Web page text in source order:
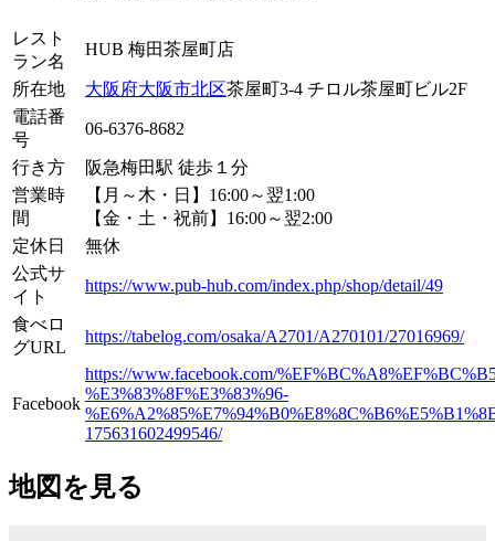
レスト
ラン名
HUB 梅田茶屋町店
所在地 大阪府大阪市北区茶屋町3-4 チロル茶屋町ビル2F
電話番
号
06-6376-8682
行き方
阪急梅田駅 徒歩１分
営業時
間
【月～木・日】16:00～翌1:00
【金・土・祝前】16:00～翌2:00
定休日
無休
公式サ
イト
https://www.pub-hub.com/index.php/shop/detail/49
食べロ
グURL
https://tabelog.com/osaka/A2701/A270101/27016969/
Facebook
https://www.facebook.com/
%E3%83%8F%E3%83%96-
175631602499546/
地図を見る